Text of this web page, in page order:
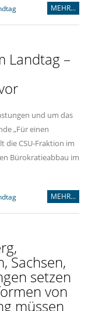
MEHR...
Landtag –
und um das
„Für einen
die CSU-Fraktion im
Bürokratieabbau im
MEHR...
Sachsen,
setzen
von
müssen